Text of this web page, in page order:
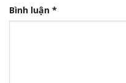
Bình luận *